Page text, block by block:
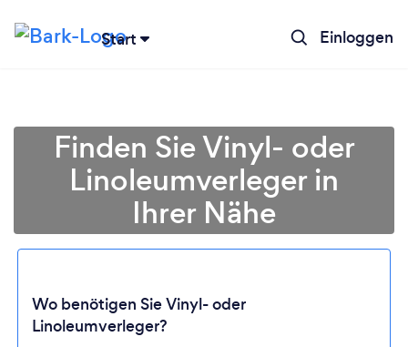
Start Einloggen
Finden Sie Vinyl- oder
Linoleumverleger in
Ihrer Nähe
Wo benötigen Sie Vinyl- oder
Linoleumverleger?